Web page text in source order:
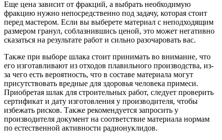
Еще цена зависит от фракций, а выбрать необходимую
фракцию нужно непосредственно под задачу, которая стоит
перед мастером. Если вы выберете материал с неподходящим
размером гранул, соблазнившись ценой, это может негативно
сказаться на результате работ и сильно разочаровать вас.
Также при выборе шлака стоит принимать во внимание, что
его изготавливают из отходов плавильного производства, из-
за чего есть вероятность, что в составе материала могут
присутствовать вредные для здоровья человека примеси.
Приобретая шлак для строительных работ, следует проверить
сертификат и дату изготовления у производителя, чтобы
избежать рисков. Также рекомендуется запросить у
производителя документ на соответствие материала нормам
по естественной активности радионуклидов.